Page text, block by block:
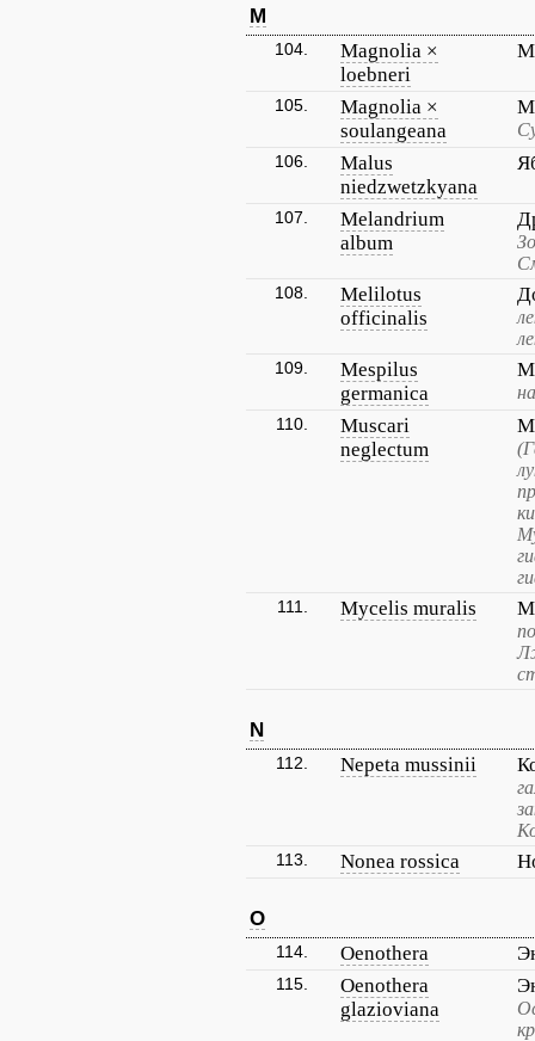
M
104.
Magnolia ×
loebneri
105.
Magnolia ×
soulangeana
106.
Malus
niedzwetzkyana
107.
Melandrium
album
108.
Melilotus
officinalis
109.
Mespilus
germanica
110.
Muscari
neglectum
111. Mycelis muralis
N
112. Nepeta mussinii
113. Nonea rossica
O
114. Oenothera
115.
Oenothera
glazioviana